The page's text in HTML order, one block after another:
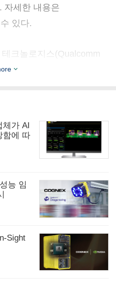
자세한 내용은
있다.
크놀로지스(Qualcomm
이다.
– 커뮤니케이션 책임자
– 투자자 관계 책임자
media2/2971079/Cognex_I
가 AI
함에 따
능 임
Sight